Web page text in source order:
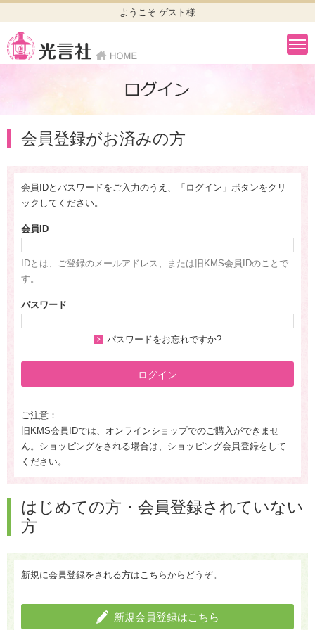
ようこそ ゲスト様
会員登録がお済みの方
会員IDとパスワードをご入力のうえ、「ログイン」ボタンをクリ
ックしてください。
会員ID
IDとは、ご登録のメールアドレス、または旧KMS会員IDのことで
す。
パスワード
パスワードをお忘れですか?
ログイン
ご注意：
旧KMS会員IDでは、オンラインショップでのご購入ができませ
ん。ショッピングをされる場合は、ショッピング会員登録をして
ください。
はじめての方・会員登録されていない
方
新規に会員登録をされる方はこちらからどうぞ。
新規会員登録はこちら